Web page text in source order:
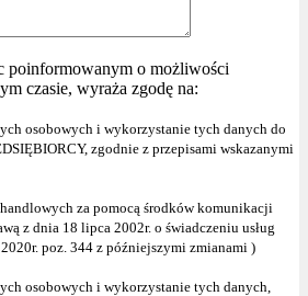
o możliwości
czasie, wyraża zgodę na:
osobowych i wykorzystanie tych danych do
zgodnie z przepisami wskazanymi
za pomocą środków komunikacji
z dnia 18 lipca 2002r. o świadczeniu usług
poz. 344 z późniejszymi zmianami )
osobowych i wykorzystanie tych danych,